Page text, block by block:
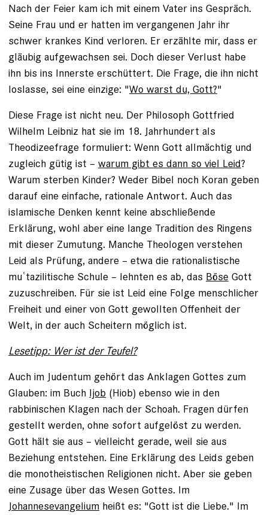
Nach der Feier kam ich mit einem Vater ins Gespräch.
Seine Frau und er hatten im vergangenen Jahr ihr
schwer krankes Kind verloren. Er erzählte mir, dass er
gläubig aufgewachsen sei. Doch dieser Verlust habe
ihn bis ins Innerste erschüttert. Die Frage, die ihn nicht
loslasse, sei eine einzige: "Wo warst du, Gott?"
Diese Frage ist nicht neu. Der Philosoph Gottfried
Wilhelm Leibniz hat sie im 18. Jahrhundert als
Theodizeefrage formuliert: Wenn Gott allmächtig und
zugleich gütig ist – warum gibt es dann so viel Leid?
Warum sterben Kinder? Weder Bibel noch Koran geben
darauf eine einfache, rationale Antwort. Auch das
islamische Denken kennt keine abschließende
Erklärung, wohl aber eine lange Tradition des Ringens
mit dieser Zumutung. Manche Theologen verstehen
Leid als Prüfung, andere – etwa die rationalistische
muʿtazilitische Schule – lehnten es ab, das Böse Gott
zuzuschreiben. Für sie ist Leid eine Folge menschlicher
Freiheit und einer von Gott gewollten Offenheit der
Welt, in der auch Scheitern möglich ist.
Lesetipp: Wer ist der Teufel?
Auch im Judentum gehört das Anklagen Gottes zum
Glauben: im Buch Ijob (Hiob) ebenso wie in den
rabbinischen Klagen nach der Schoah. Fragen dürfen
gestellt werden, ohne sofort aufgelöst zu werden.
Gott hält sie aus – vielleicht gerade, weil sie aus
Beziehung entstehen. Eine Erklärung des Leids geben
die monotheistischen Religionen nicht. Aber sie geben
eine Zusage über das Wesen Gottes. Im
Johannesevangelium heißt es: "Gott ist die Liebe." Im